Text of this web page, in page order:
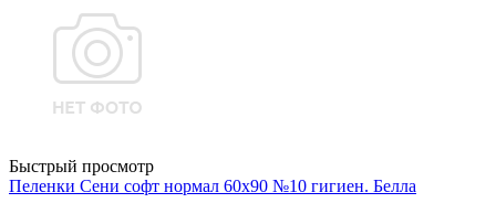
Быстрый просмотр
Пеленки Сени софт нормал 60х90 №10 гигиен. Белла